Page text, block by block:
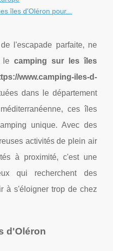
îles d'Oléron pour...
l'escapade parfaite, ne
lecamping sur les îles
iles-d-
dans le département
ces îles
unique. Avec des
activités de plein air
à proximité, c'est une
qui recherchent des
à s'éloigner trop de chez
d'Oléron